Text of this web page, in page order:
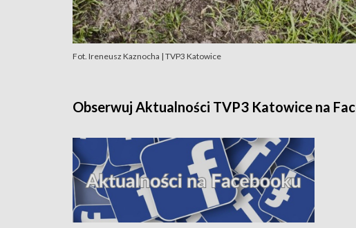
Fot. Ireneusz Kaznocha | TVP3 Katowice
Obserwuj Aktualności TVP3 Katowice na